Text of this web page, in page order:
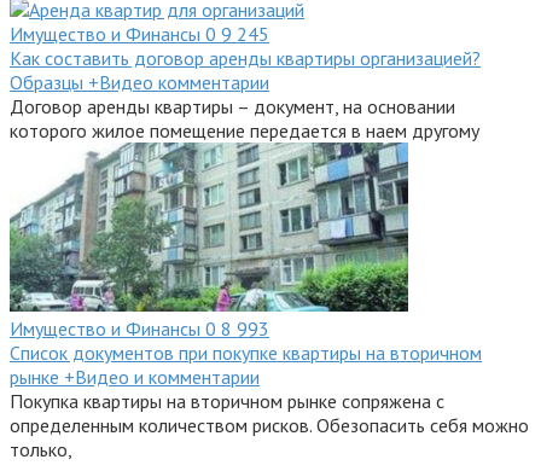
Имущество и Финансы 0 9 245
Как составить договор аренды квартиры организацией?
Образцы +Видео комментарии
Договор аренды квартиры – документ, на основании
которого жилое помещение передается в наем другому
Имущество и Финансы 0 8 993
Список документов при покупке квартиры на вторичном
рынке +Видео и комментарии
Покупка квартиры на вторичном рынке сопряжена с
определенным количеством рисков. Обезопасить себя можно
только,